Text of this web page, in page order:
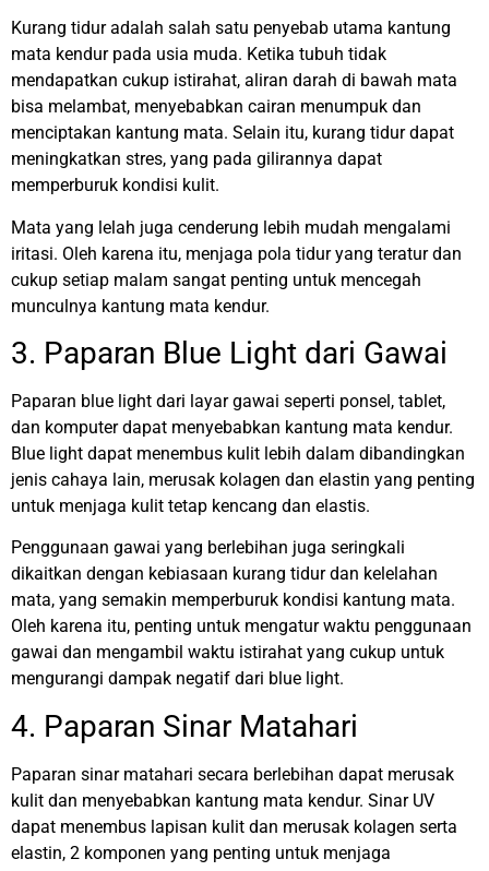
Kurang tidur adalah salah satu penyebab utama kantung
mata kendur pada usia muda. Ketika tubuh tidak
mendapatkan cukup istirahat, aliran darah di bawah mata
bisa melambat, menyebabkan cairan menumpuk dan
menciptakan kantung mata. Selain itu, kurang tidur dapat
meningkatkan stres, yang pada gilirannya dapat
memperburuk kondisi kulit.
Mata yang lelah juga cenderung lebih mudah mengalami
iritasi. Oleh karena itu, menjaga pola tidur yang teratur dan
cukup setiap malam sangat penting untuk mencegah
munculnya kantung mata kendur.
3. Paparan Blue Light dari Gawai
Paparan blue light dari layar gawai seperti ponsel, tablet,
dan komputer dapat menyebabkan kantung mata kendur.
Blue light dapat menembus kulit lebih dalam dibandingkan
jenis cahaya lain, merusak kolagen dan elastin yang penting
untuk menjaga kulit tetap kencang dan elastis.
Penggunaan gawai yang berlebihan juga seringkali
dikaitkan dengan kebiasaan kurang tidur dan kelelahan
mata, yang semakin memperburuk kondisi kantung mata.
Oleh karena itu, penting untuk mengatur waktu penggunaan
gawai dan mengambil waktu istirahat yang cukup untuk
mengurangi dampak negatif dari blue light.
4. Paparan Sinar Matahari
Paparan sinar matahari secara berlebihan dapat merusak
kulit dan menyebabkan kantung mata kendur. Sinar UV
dapat menembus lapisan kulit dan merusak kolagen serta
elastin, 2 komponen yang penting untuk menjaga